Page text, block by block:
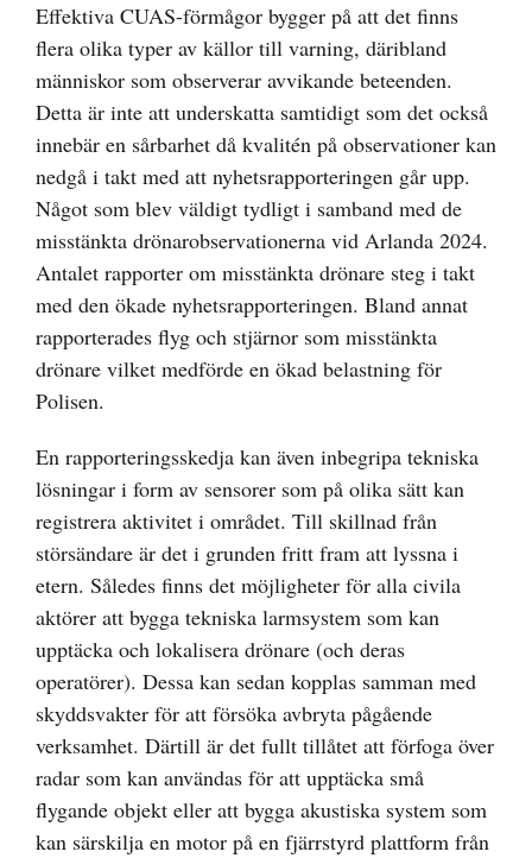
Effektiva CUAS-förmågor bygger på att det finns
flera olika typer av källor till varning, däribland
människor som observerar avvikande beteenden.
Detta är inte att underskatta samtidigt som det också
innebär en sårbarhet då kvalitén på observationer kan
nedgå i takt med att nyhetsrapporteringen går upp.
Något som blev väldigt tydligt i samband med de
misstänkta drönarobservationerna vid Arlanda 2024.
Antalet rapporter om misstänkta drönare steg i takt
med den ökade nyhetsrapporteringen. Bland annat
rapporterades flyg och stjärnor som misstänkta
drönare vilket medförde en ökad belastning för
Polisen.
En rapporteringsskedja kan även inbegripa tekniska
lösningar i form av sensorer som på olika sätt kan
registrera aktivitet i området. Till skillnad från
störsändare är det i grunden fritt fram att lyssna i
etern. Således finns det möjligheter för alla civila
aktörer att bygga tekniska larmsystem som kan
upptäcka och lokalisera drönare (och deras
operatörer). Dessa kan sedan kopplas samman med
skyddsvakter för att försöka avbryta pågående
verksamhet. Därtill är det fullt tillåtet att förfoga över
radar som kan användas för att upptäcka små
flygande objekt eller att bygga akustiska system som
kan särskilja en motor på en fjärrstyrd plattform från